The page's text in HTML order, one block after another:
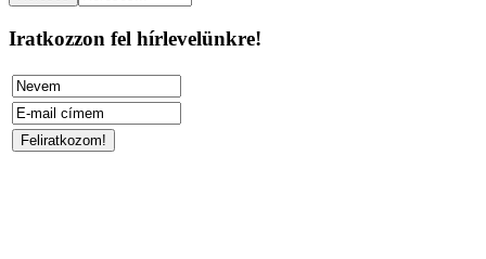
Iratkozzon fel hírlevelünkre!